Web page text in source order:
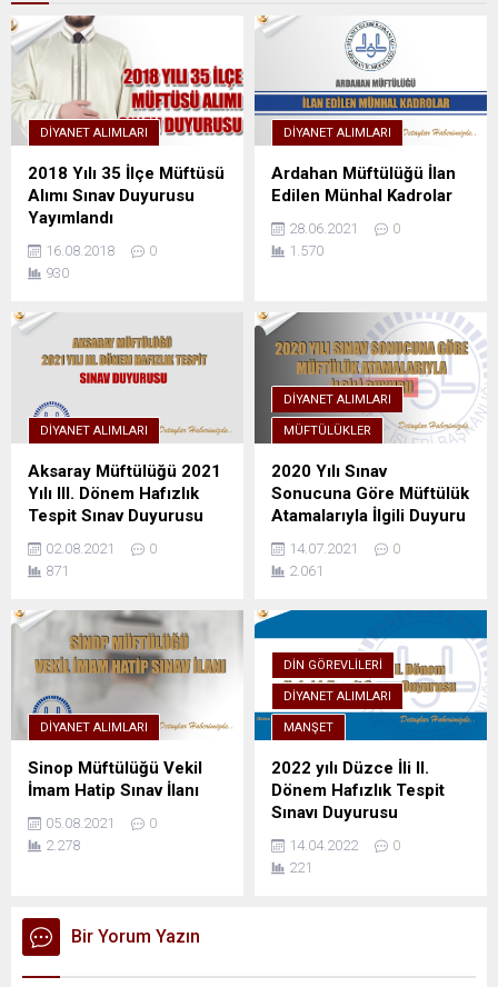
DIYANET ALIMLARI
2018 Yılı 35 İlçe Müftüsü
Alımı Sınav Duyurusu
Yayımlandı
16.08.2018
0
930
DIYANET ALIMLARI
Ardahan Müftülüğü İlan
Edilen Münhal Kadrolar
28.06.2021
0
1.570
DIYANET ALIMLARI
Aksaray Müftülüğü 2021
Yılı III. Dönem Hafızlık
Tespit Sınav Duyurusu
02.08.2021
0
871
DIYANET ALIMLARI
MÜFTÜLÜKLER
2020 Yılı Sınav
Sonucuna Göre Müftülük
Atamalarıyla İlgili Duyuru
14.07.2021
0
2.061
DIYANET ALIMLARI
Sinop Müftülüğü Vekil
İmam Hatip Sınav İlanı
05.08.2021
0
2.278
DIN GÖREVLILERI
DIYANET ALIMLARI
MANŞET
2022 yılı Düzce İli II.
Dönem Hafızlık Tespit
Sınavı Duyurusu
14.04.2022
0
221
Bir Yorum Yazın